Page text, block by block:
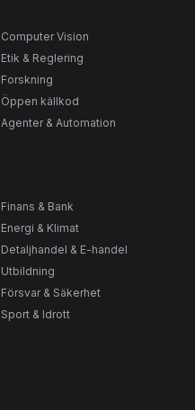
Computer Vision
Etik & Reglering
Forskning
Öppen källkod
Agenter & Automation
Finans & Bank
Energi & Klimat
Detaljhandel & E-handel
Utbildning
Försvar & Säkerhet
Sport & Idrott